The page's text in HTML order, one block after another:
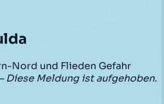
Nord und Flieden Gefahr
Diese Meldung ist aufgehoben.